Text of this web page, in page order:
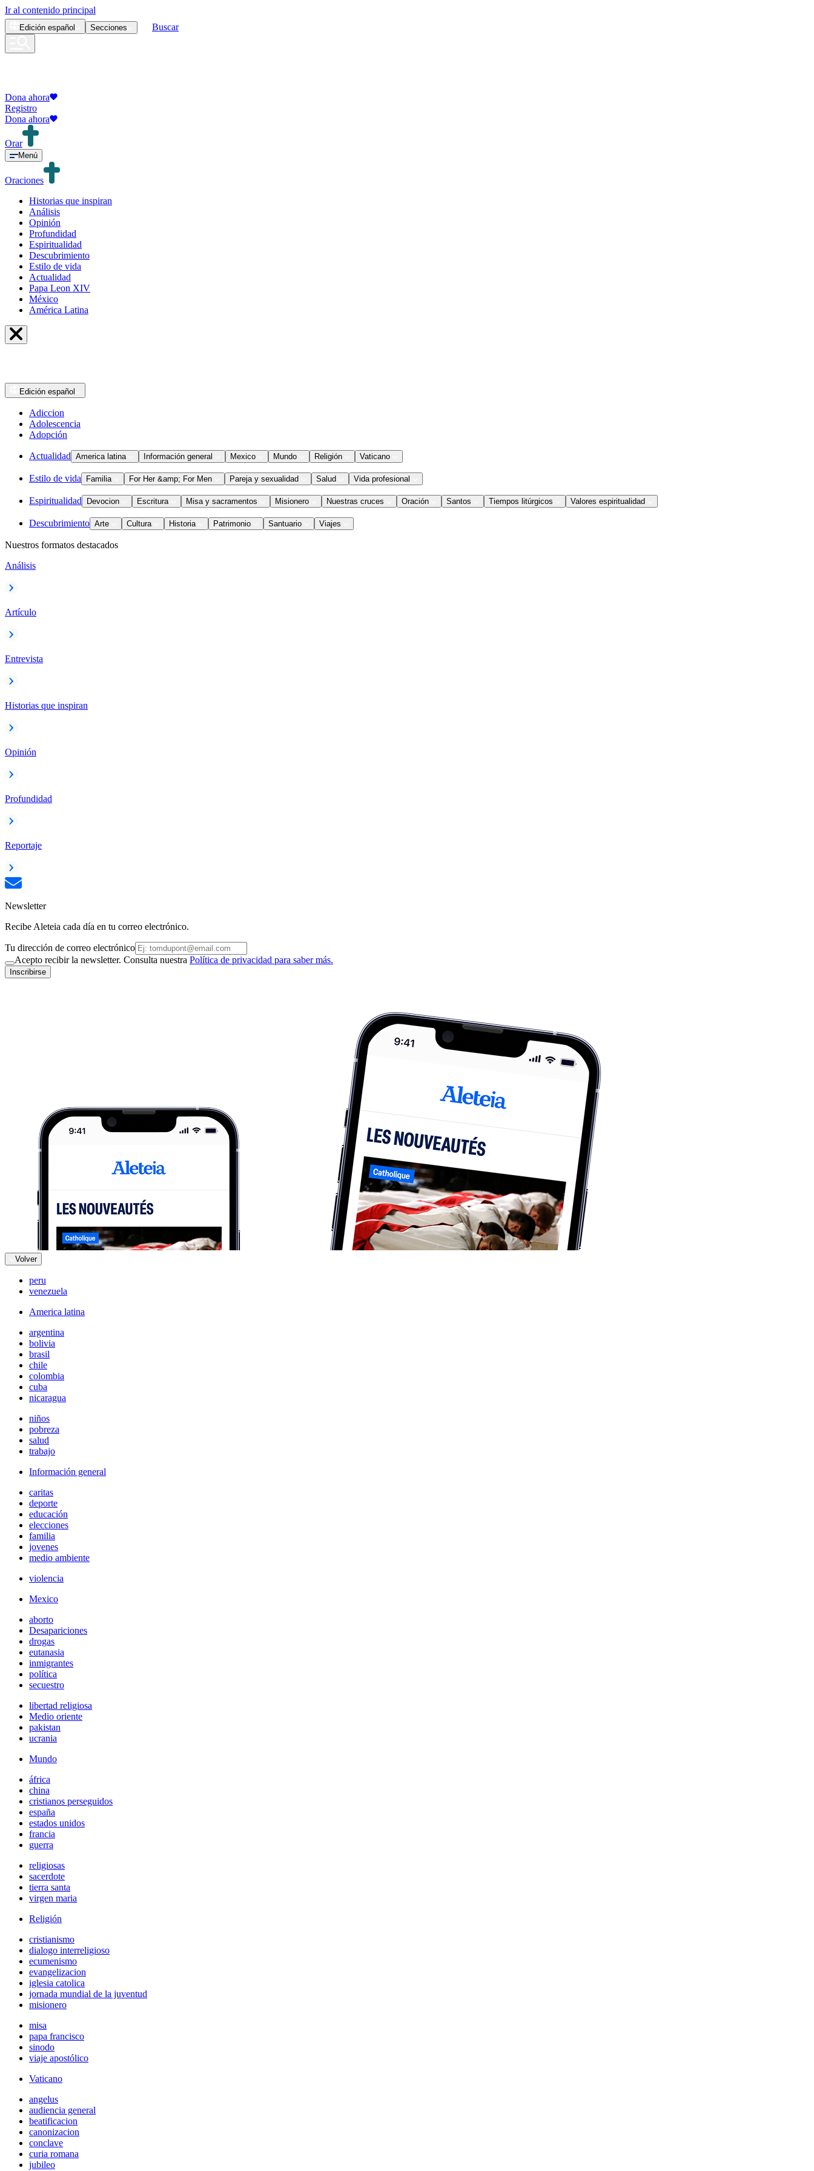
Ir al contenido principal
Edición español Secciones Buscar
Dona ahora
Registro
Dona ahora
Orar
Menú
Oraciones
Historias que inspiran
Análisis
Opinión
Profundidad
Espiritualidad
Descubrimiento
Estilo de vida
Actualidad
Papa Leon XIV
México
América Latina
Edición español
Adiccion
Adolescencia
Adopción
Actualidad America latina Información general Mexico Mundo Religión Vaticano
Estilo de vida Familia For Her &amp; For Men Pareja y sexualidad Salud Vida profesional
Espiritualidad Devocion Escritura Misa y sacramentos Misionero Nuestras cruces Oración Santos Tiempos litúrgicos Valores espiritualidad
Descubrimiento Arte Cultura Historia Patrimonio Santuario Viajes
Nuestros formatos destacados
Análisis
Artículo
Entrevista
Historias que inspiran
Opinión
Profundidad
Reportaje
Newsletter
Recibe Aleteia cada día en tu correo electrónico.
Tu dirección de correo electrónico
Acepto recibir la newsletter. Consulta nuestra Política de privacidad para saber más.
Inscribirse
Volver
peru
venezuela
America latina
argentina
bolivia
brasil
chile
colombia
cuba
nicaragua
niños
pobreza
salud
trabajo
Información general
caritas
deporte
educación
elecciones
familia
jovenes
medio ambiente
violencia
Mexico
aborto
Desapariciones
drogas
eutanasia
inmigrantes
política
secuestro
libertad religiosa
Medio oriente
pakistan
ucrania
Mundo
áfrica
china
cristianos perseguidos
españa
estados unidos
francia
guerra
religiosas
sacerdote
tierra santa
virgen maria
Religión
cristianismo
dialogo interreligioso
ecumenismo
evangelizacion
iglesia catolica
jornada mundial de la juventud
misionero
misa
papa francisco
sinodo
viaje apostólico
Vaticano
angelus
audiencia general
beatificacion
canonizacion
conclave
curia romana
jubileo